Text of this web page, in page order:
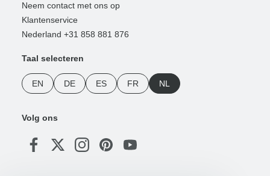
Neem contact met ons op
Klantenservice
Nederland +31 858 881 876
Taal selecteren
EN DE ES FR NL
Volg ons